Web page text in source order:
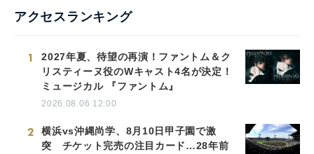
アクセスランキング
1
2027年夏、待望の再演！ファントム＆ク
リスティーヌ役のWキャスト4名が決定！
ミュージカル 『ファントム』
2026.08.06 12:00
2
横浜vs沖縄尚学、8月10日甲子園で激
突 チケット完売の注目カード…28年前